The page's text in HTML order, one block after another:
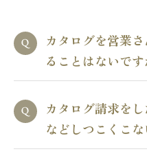
カタログを営業
ることはないです
カタログ請求を
などしつこくこな